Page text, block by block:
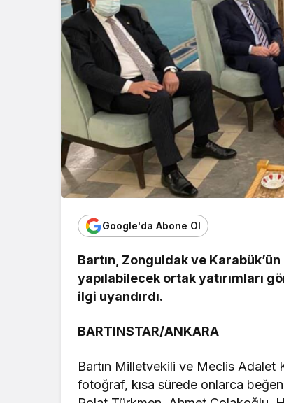
Google'da Abone Ol
Bartın, Zonguldak ve
yapılabilecek ortak yatırımları
ilgi uyandırdı.
BARTINSTAR/ANKARA
Bartın Milletvekili ve Meclis Adalet
fotoğraf, kısa sürede onlarca